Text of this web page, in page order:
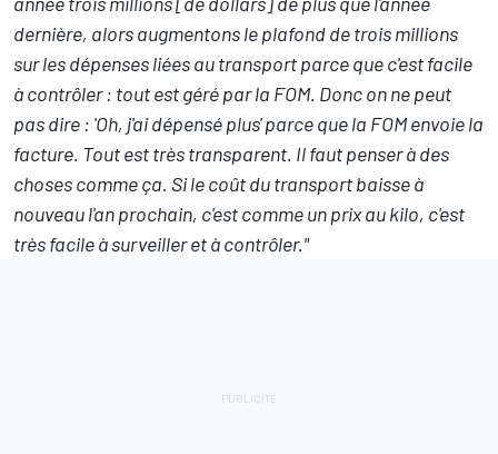
dernière, alors augmentons le plafond de trois millions
sur les dépenses liées au transport parce que c'est facile
à contrôler : tout est géré par la FOM. Donc on ne peut
pas dire : 'Oh, j'ai dépensé plus' parce que la FOM envoie la
facture. Tout est très transparent. Il faut penser à des
choses comme ça. Si le coût du transport baisse à
nouveau l'an prochain, c'est comme un prix au kilo, c'est
très facile à surveiller et à contrôler."